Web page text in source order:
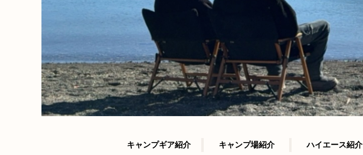
キャンプギア紹介 キャンプ場紹介 ハイエース紹介